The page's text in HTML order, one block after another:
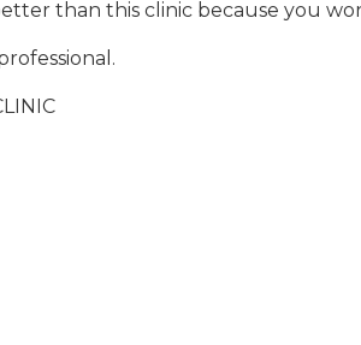
than this clinic because you